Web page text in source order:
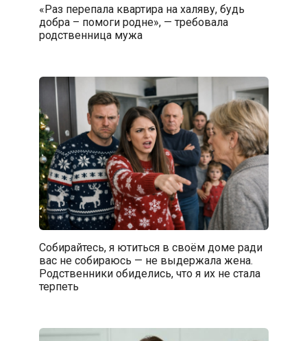
«Раз перепала квартира на халяву, будь
добра – помоги родне», — требовала
родственница мужа
Собирайтесь, я ютиться в своём доме ради
вас не собираюсь — не выдержала жена.
Родственники обиделись, что я их не стала
терпеть